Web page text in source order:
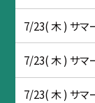
7/23( 木 ) サマ
7/23( 木 ) サマ
7/23( 木 ) サマ